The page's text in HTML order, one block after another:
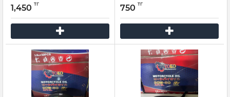
1,450 тг 750 тг